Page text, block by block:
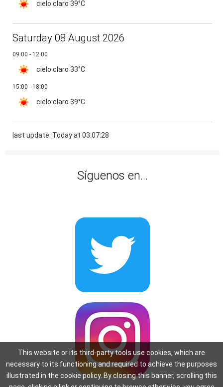
cielo claro 39°C
Saturday 08 August 2026
09:00 - 12:00
cielo claro 33°C
15:00 - 18:00
cielo claro 39°C
last update: Today at 03:07:28
Síguenos en...
This website or its third-party tools use cookies, which are
necessary to its functioning and required to achieve the purposes
illustrated in the cookie policy. By closing this banner, scrolling this